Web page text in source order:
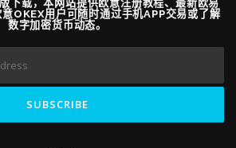
下载，本网站提供欧意注册教程、最新欧易
OKEX用户可随时通过手机APP交易或了解
数字加密货币动态。